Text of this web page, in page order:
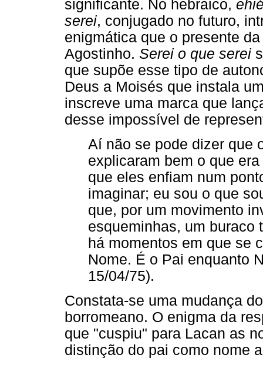
significante. No hebraico,
serei, conjugado no futuro,
enigmática que o presente
Agostinho. Serei o que serei
que supõe esse tipo de
Deus a Moisés que instala
inscreve uma marca que
desse impossível de
Aí não se pode dizer que
explicaram bem o que
que eles enfiam num
imaginar; eu sou o que
que, por um movimento
esqueminhas, um buraco
há momentos em que se
Nome. É o Pai enquanto
15/04/75).
Constata-se uma mudança
borromeano. O enigma da
que "cuspiu" para Lacan as
distinção do pai como nome